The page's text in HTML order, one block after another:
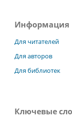
Информация
Для читателей
Для авторов
Для библиотек
Ключевые